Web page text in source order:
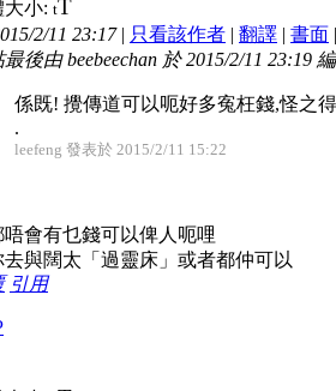
大小: tT
2/11 23:17| 只看該作者 | 翻譯 | 書面
後由 beebeechan 於 2015/2/11 23:19
係既! 攪傳道可以呃好多寃枉錢,怪之
.
leefeng 發表於 2015/2/11 15:22
唔會有乜錢可以俾人呃哩
去與闊太「過靈床」或者都仲可以
引用